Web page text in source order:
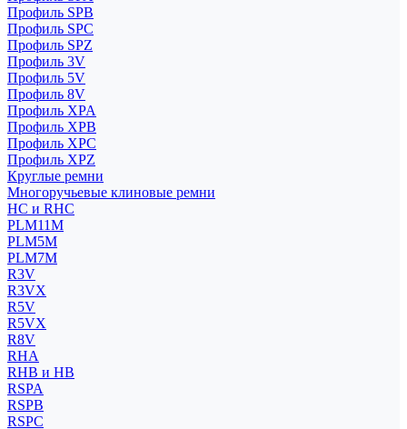
Профиль SPB
Профиль SPC
Профиль SPZ
Профиль 3V
Профиль 5V
Профиль 8V
Профиль XPA
Профиль XPB
Профиль XPC
Профиль XPZ
Круглые ремни
Многоручьевые клиновые ремни
HC и RHC
PLM11M
PLM5M
PLM7M
R3V
R3VX
R5V
R5VX
R8V
RHA
RHB и HB
RSPA
RSPB
RSPC